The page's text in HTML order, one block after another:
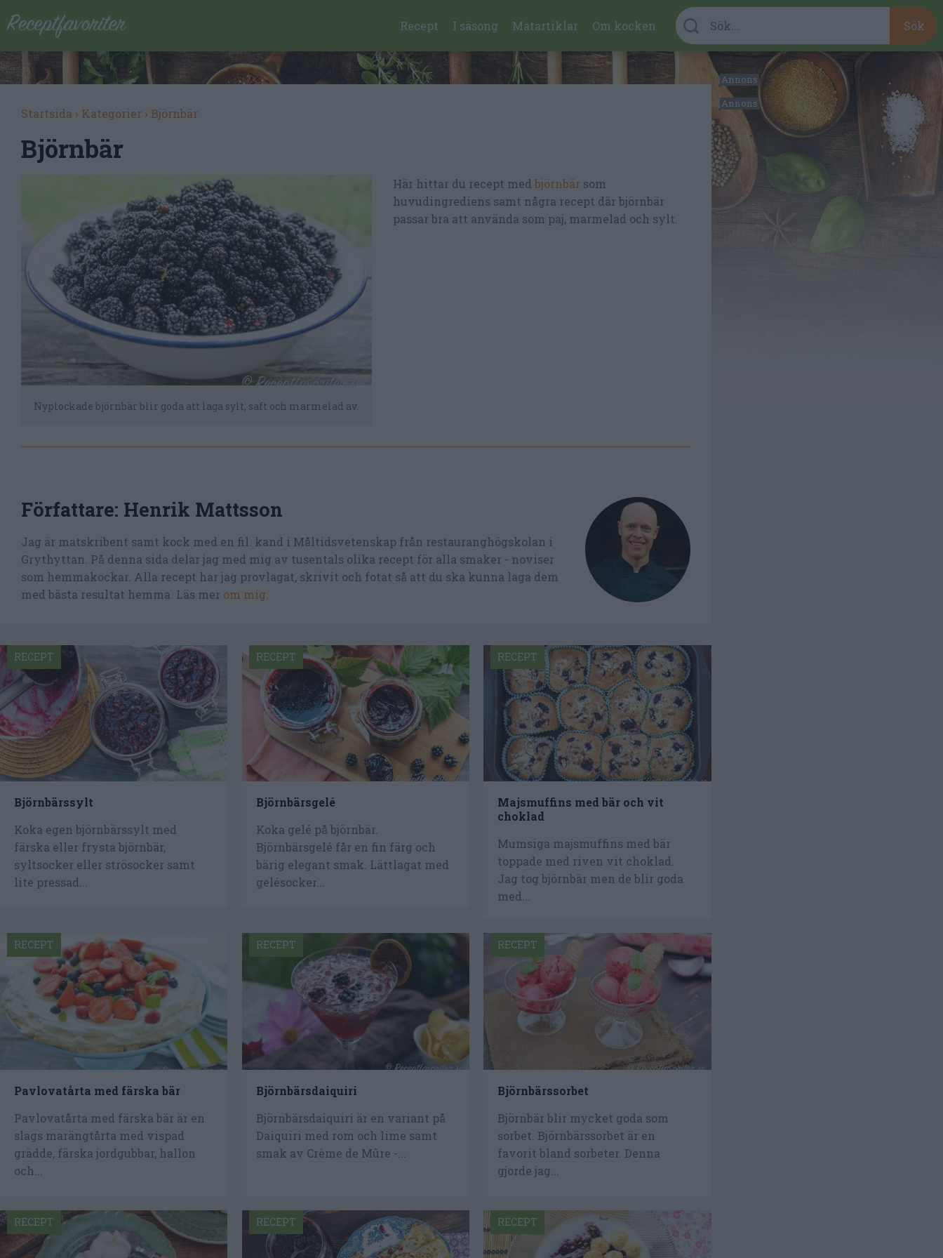
Recept I säsong Matartiklar Om kocken
Startsida › Kategorier › Björnbär
Björnbär
Nyplockade björnbär blir goda att laga sylt, saft och marmelad av.
Här hittar du recept med björnbär som
huvudingrediens samt några recept där björnbär
passar bra att använda som paj, marmelad och sylt.
Författare: Henrik Mattsson
Jag är matskribent samt kock med en fil. kand i Måltidsvetenskap från restauranghögskolan i
Grythyttan. På denna sida delar jag med mig av tusentals olika recept för alla smaker - noviser
som hemmakockar. Alla recept har jag provlagat, skrivit och fotat så att du ska kunna laga dem
med bästa resultat hemma. Läs mer om mig
Björnbärssylt
Koka egen björnbärssylt med
färska eller frysta björnbär,
syltsocker eller strösocker samt
lite pressad...
RECEPT
Björnbärsgelé
Koka gelé på björnbär.
Björnbärsgelé får en fin färg och
bärig elegant smak. Lättlagat med
gelésocker...
RECEPT
Majsmuffins med bär och vit
choklad
Mumsiga majsmuffins med bär
toppade med riven vit choklad.
Jag tog björnbär men de blir goda
med...
RECEPT
Pavlovatårta med färska bär
Pavlovatårta med färska bär är en
slags marängtårta med vispad
grädde, färska jordgubbar, hallon
och...
RECEPT
Björnbärsdaiquiri
Björnbärsdaiquiri är en variant på
Daiquiri med rom och lime samt
smak av Crème de Mûre -...
RECEPT
Björnbärssorbet
Björnbär blir mycket goda som
sorbet. Björnbärssorbet är en
favorit bland sorbeter. Denna
gjorde jag...
RECEPT
RECEPT RECEPT RECEPT